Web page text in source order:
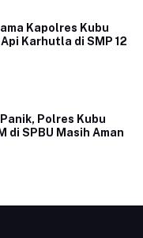
Kapolres Kubu
Karhutla di SMP 12
Polres Kubu
di SPBU Masih Aman